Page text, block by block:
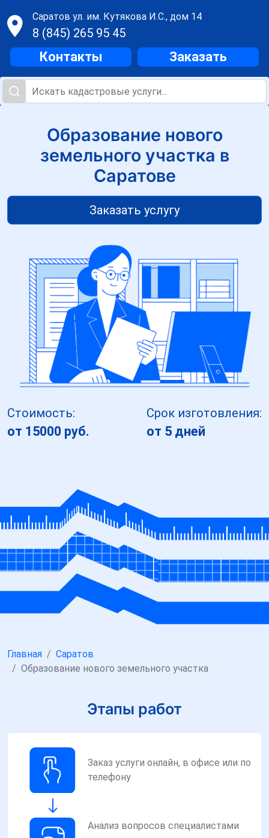
Саратов ул. им. Кутякова И.С., дом 14
8 (845) 265 95 45
Контакты Заказать
Образование нового
земельного участка в
Саратове
Заказать услугу
Стоимость:
от 15000 руб.
Срок изготовления:
от 5 дней
Главная
Саратов
Образование нового земельного участка
Этапы работ
Заказ услуги онлайн, в офисе или по
телефону
Анализ вопросов специалистами